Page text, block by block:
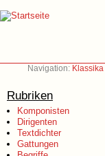
Navigation: Klassika
Rubriken
Komponisten
Dirigenten
Textdichter
Gattungen